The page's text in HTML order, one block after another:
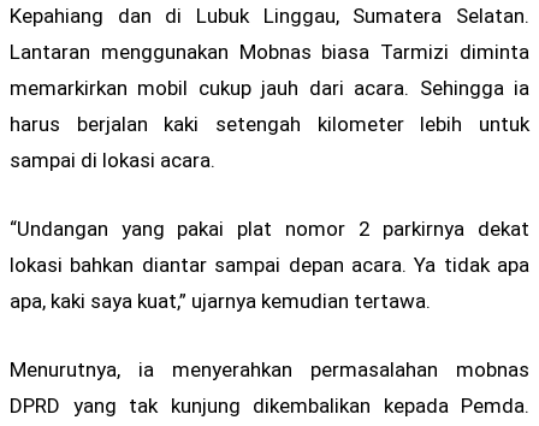
Kepahiang dan di Lubuk Linggau, Sumatera Selatan.
Lantaran menggunakan Mobnas biasa Tarmizi diminta
memarkirkan mobil cukup jauh dari acara. Sehingga ia
harus berjalan kaki setengah kilometer lebih untuk
sampai di lokasi acara.
“Undangan yang pakai plat nomor 2 parkirnya dekat
lokasi bahkan diantar sampai depan acara. Ya tidak apa
apa, kaki saya kuat,” ujarnya kemudian tertawa.
Menurutnya, ia menyerahkan permasalahan mobnas
DPRD yang tak kunjung dikembalikan kepada Pemda.